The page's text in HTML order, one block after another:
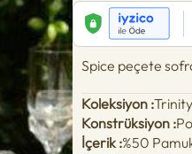
Spice peçete
Koleksiyon :Trinity
Konstrüksiyon :
İçerik :%50